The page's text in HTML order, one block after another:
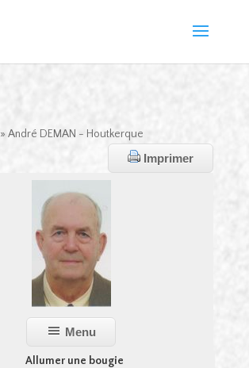
» André DEMAN - Houtkerque
Imprimer
Menu
Allumer une bougie